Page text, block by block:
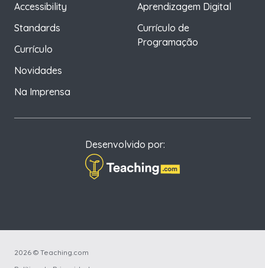
Accessibility
Standards
Currículo
Novidades
Na Imprensa
Aprendizagem Digital
Currículo de
Programação
Desenvolvido por:
2026 © Teaching.com